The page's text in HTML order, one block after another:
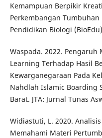
Kemampuan Berpikir
Perkembangan Tumbuhan
Pendidikan Biologi
Waspada. 2022. Pengaruh
Learning Terhadap Hasil
Kewarganegaraan Pada
Nahdlah Islamic Boarding
Barat. JTA: Jurnal Tunas
Widiastuti, L. 2020.
Memahami Materi